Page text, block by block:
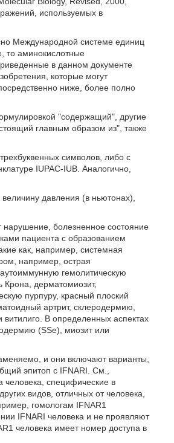
используемых в
Международной системе единиц
то аминокислотные
в данном документе
которые могут
ниже, более полно
"содержащий", другие
главным образом из", также
символов, либо с
IUPAC-IUB. Аналогично,
давления (в ньютонах),
болезненное состояние
пациента с образованием
как, например, системная
например, острая
гемолитическую
Крона, дерматомиозит,
пурпуру, красный плоский
артрит, склеродермию,
В определенных аспектах
(SSe), миозит или
и они включают варианты,
эпитоп с IFNARI. См.,
человека, специфические в
видов, отличных от человека,
гомологам IFNAR1
IFNARI человека и не проявляют
человека имеет номер доступа в